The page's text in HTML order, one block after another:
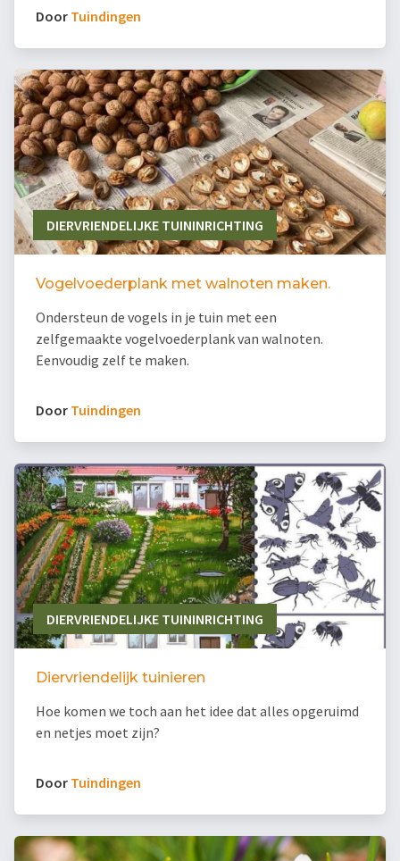
Door Tuindingen
DIERVRIENDELIJKE TUININRICHTING
Vogelvoederplank met walnoten maken.
Ondersteun de vogels in je tuin met een
zelfgemaakte vogelvoederplank van walnoten.
Eenvoudig zelf te maken.
Door Tuindingen
DIERVRIENDELIJKE TUININRICHTING
Diervriendelijk tuinieren
Hoe komen we toch aan het idee dat alles opgeruimd
en netjes moet zijn?
Door Tuindingen